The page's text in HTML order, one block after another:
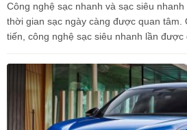
Công nghệ sạc nhanh và sạc siêu
thời gian sạc ngày càng được quan tâm.
tiến, công nghệ sạc siêu nhanh lần